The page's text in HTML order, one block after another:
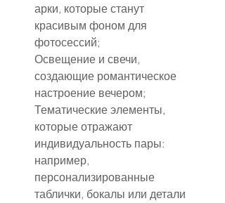
арки, которые станут
красивым фоном для
фотосессий;
Освещение и свечи,
создающие романтическое
настроение вечером;
Тематические элементы,
которые отражают
индивидуальность пары:
например,
персонализированные
таблички, бокалы или детали